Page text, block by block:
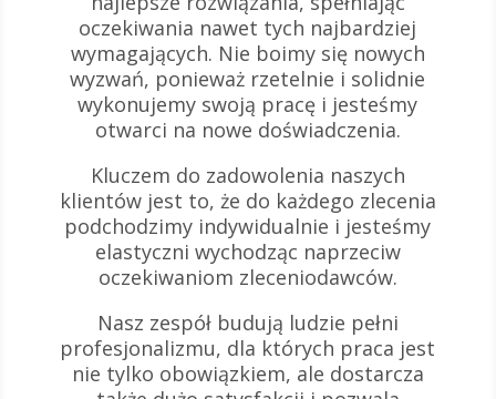
oczekiwania nawet tych najbardziej
wymagających. Nie boimy się nowych
wyzwań, ponieważ rzetelnie i solidnie
wykonujemy swoją pracę i jesteśmy
otwarci na nowe doświadczenia.
Kluczem do zadowolenia naszych
klientów jest to, że do każdego zlecenia
podchodzimy indywidualnie i jesteśmy
elastyczni wychodząc naprzeciw
oczekiwaniom zleceniodawców.
Nasz zespół budują ludzie pełni
profesjonalizmu, dla których praca jest
nie tylko obowiązkiem, ale dostarcza